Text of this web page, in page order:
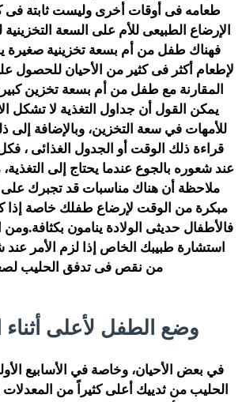
طعامه فى أوقات أخرى وليست ثابتة
الإرضاع الطبيعى للأم على السعة التخزينية
فهناك طفل من أم بسعة تخزينية صغيرة
لإطعام أكثر فى كثير من الأحيان للحصول
المقارنة مع طفل من أم بسعة تخزين
يمكن القول أن جداول التغذية لا تشكل
للأمهات في سعة التخزين، وبالإضافة إلى
قراءة ذلك الوقت أو الجدول الغذائى ،
عند شعوره بالجوع عندما يحتاج إلى
ملاحظة أن هناك مناسبات قد تجبرك على
مبكرة من الوقت لإرضاع طفلك خاصة إذا
فالأطفال حديثى الولادة ينامون
استشارة طبيبك الخاص إذا لزم الأمر عند
من نقص فى تدفق الحليب
وضع الطفل لأعلى أثناء
في بعض الأحيان، وخاصة في الأسابيع
الحليب من ثدييك أعلى كثيراً من المعدلات